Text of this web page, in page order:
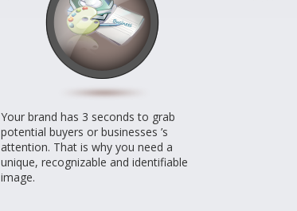
Your brand has 3 seconds to grab
potential buyers or businesses ’s
attention. That is why you need a
unique, recognizable and identifiable
image.